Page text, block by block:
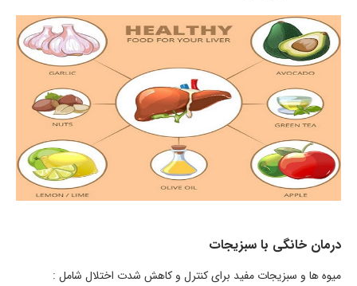
درمان خانگی با سبزیجات
میوه ها و سبزیجات مفید برای کنترل و کاهش شدت اختلال شامل :